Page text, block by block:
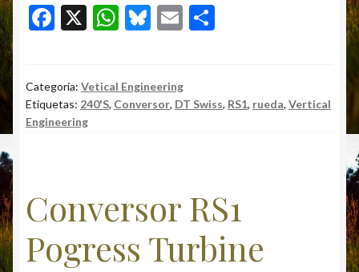
F
b
o
X
W
s
A
Bl
ky
E
l
ar
Categoría: Vetical Engineering
Etiquetas: 240'S, Conversor, DT Swiss, RS1, rueda, Vertical
Engineering
Conversor RS1
Pogress Turbine